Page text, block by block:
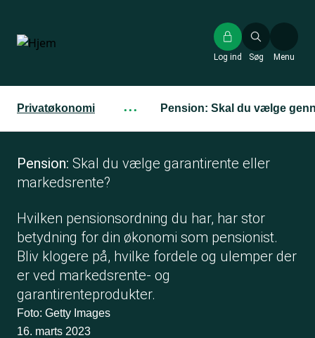
hovedindhold
Søg
Log ind Menu
Privatøkonomi ··· Pension: Skal du vælge
Pension: Skal du vælge garantirente eller
markedsrente?
Hvilken pensionsordning du har, har stor
betydning for din økonomi som pensionist.
Bliv klogere på, hvilke fordele og ulemper der
er ved markedsrente- og
garantirenteprodukter.
Foto: Getty Images
16. marts 2023